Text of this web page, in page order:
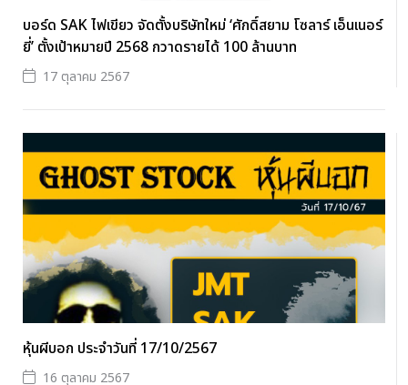
บอร์ด SAK ไฟเขียว จัดตั้งบริษัทใหม่ ‘ศักดิ์สยาม โซลาร์ เอ็นเนอร์
ยี่’ ตั้งเป้าหมายปี 2568 กวาดรายได้ 100 ล้านบาท
17 ตุลาคม 2567
หุ้นผีบอก ประจำวันที่ 17/10/2567
16 ตุลาคม 2567